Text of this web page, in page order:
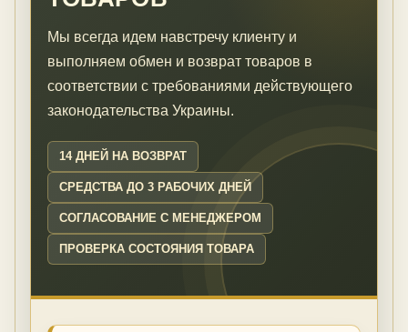
Мы всегда идем навстречу клиенту и
выполняем обмен и возврат товаров в
соответствии с требованиями действующего
законодательства Украины.
14 ДНЕЙ НА ВОЗВРАТ
СРЕДСТВА ДО 3 РАБОЧИХ ДНЕЙ
СОГЛАСОВАНИЕ С МЕНЕДЖЕРОМ
ПРОВЕРКА СОСТОЯНИЯ ТОВАРА